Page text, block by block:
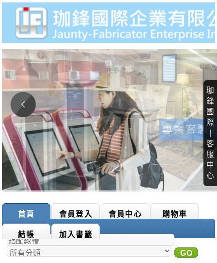
珈
鋒
國
際
|
客
服
中
心
首頁 會員登入 會員中心 購物車
結帳 加入書籤
商品搜尋：
GO